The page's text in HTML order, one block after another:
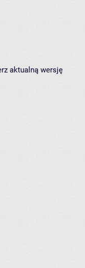
aktualną wersję